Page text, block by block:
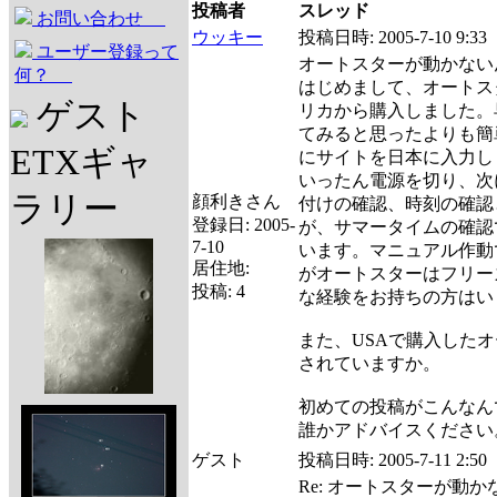
お問い合わせ
ユーザー登録って
何？
ゲスト
ETXギャ
ラリー
投稿者
スレッド
ウッキー
投稿日時: 2005-7-10 9:33
顔利きさん
登録日: 2005-
7-10
居住地:
投稿: 4
オートスターが動かな
はじめまして、オート
リカから購入しました
てみると思ったよりも
にサイトを日本に入力
いったん電源を切り、
付けの確認、時刻の確
が、サマータイムの確
います。マニュアル作
がオートスターはフリ
な経験をお持ちの方は
また、USAで購入した
されていますか。
初めての投稿がこんな
誰かアドバイスください
ゲスト
投稿日時: 2005-7-11 2:50
Re: オートスターが動か